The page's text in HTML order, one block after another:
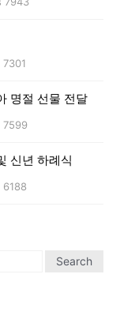
명절 선물 전달
7599
신년 하례식
Search